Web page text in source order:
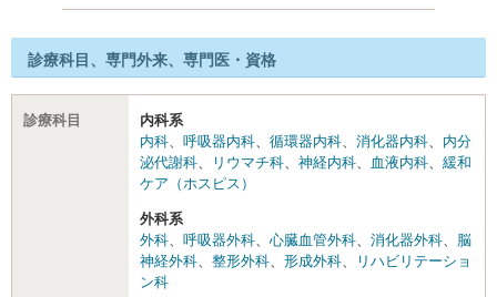
診療科目、専門外来、専門医・資格
診療科目
内科系
内科、 呼吸器内科、 循環器内科、 消化器内科、 内分
泌代謝科、 リウマチ科、 神経内科、 血液内科、 緩和
ケア（ホスピス）
外科系
外科、 呼吸器外科、 心臓血管外科、 消化器外科、 脳
神経外科、 整形外科、 形成外科、
リハビリテーショ
ン科